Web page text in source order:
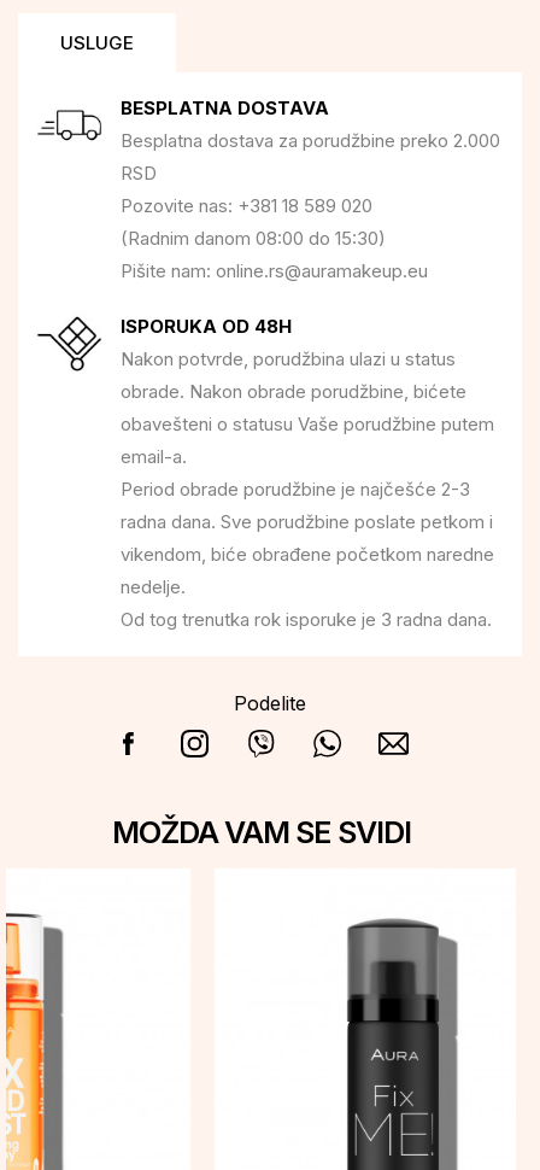
USLUGE
BESPLATNA DOSTAVA
Besplatna dostava za porudžbine preko 2.000
RSD
Pozovite nas: +381 18 589 020
(Radnim danom 08:00 do 15:30)
Pišite nam: online.rs@auramakeup.eu
ISPORUKA OD 48H
Nakon potvrde, porudžbina ulazi u status
obrade. Nakon obrade porudžbine, bićete
obavešteni o statusu Vaše porudžbine putem
email-a.
Period obrade porudžbine je najčešće 2-3
radna dana. Sve porudžbine poslate petkom i
vikendom, biće obrađene početkom naredne
nedelje.
Od tog trenutka rok isporuke je 3 radna dana.
Podelite
MOŽDA VAM SE SVIDI